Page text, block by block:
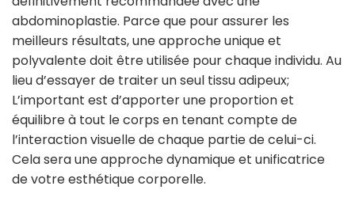
abdominoplastie. Parce que pour assurer les
meilleurs résultats, une approche unique et
polyvalente doit être utilisée pour chaque individu. Au
lieu d’essayer de traiter un seul tissu adipeux;
L’important est d’apporter une proportion et
équilibre à tout le corps en tenant compte de
l’interaction visuelle de chaque partie de celui-ci.
Cela sera une approche dynamique et unificatrice
de votre esthétique corporelle.